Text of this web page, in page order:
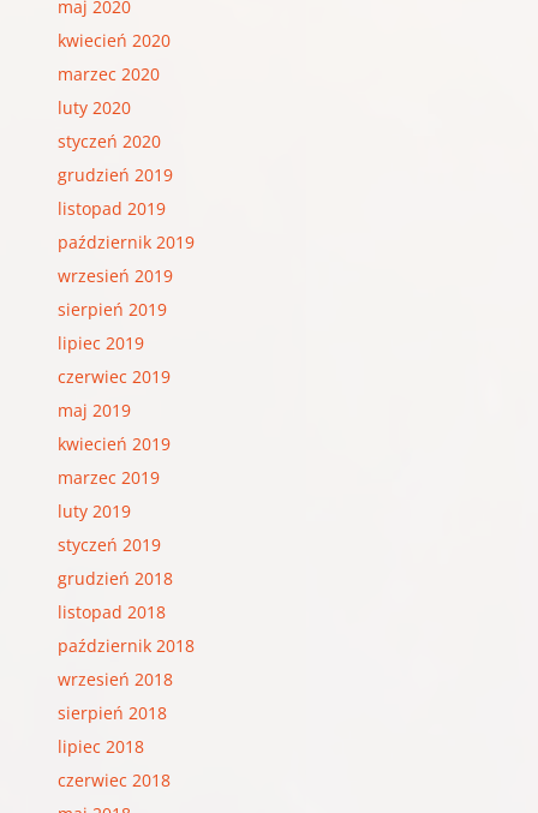
maj 2020
kwiecień 2020
marzec 2020
luty 2020
styczeń 2020
grudzień 2019
listopad 2019
październik 2019
wrzesień 2019
sierpień 2019
lipiec 2019
czerwiec 2019
maj 2019
kwiecień 2019
marzec 2019
luty 2019
styczeń 2019
grudzień 2018
listopad 2018
październik 2018
wrzesień 2018
sierpień 2018
lipiec 2018
czerwiec 2018